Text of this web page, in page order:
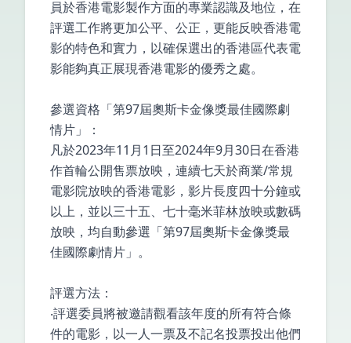
員於香港電影製作方面的專業認識及地位，在
評選工作將更加公平、公正，更能反映香港電
影的特色和實力，以確保選出的香港區代表電
影能夠真正展現香港電影的優秀之處。
參選資格「第97屆奧斯卡金像獎最佳國際劇
情片」：
凡於2023年11月1日至2024年9月30日在香港
作首輪公開售票放映，連續七天於商業/常規
電影院放映的香港電影，影片長度四十分鐘或
以上，並以三十五、七十毫米菲林放映或數碼
放映，均自動參選「第97屆奧斯卡金像獎最
佳國際劇情片」。
評選方法：
‧評選委員將被邀請觀看該年度的所有符合條
件的電影，以一人一票及不記名投票投出他們